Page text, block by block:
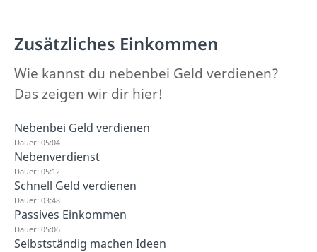
Zusätzliches Einkommen
Wie kannst du nebenbei Geld verdienen?
Das zeigen wir dir hier!
Nebenbei Geld verdienen
Dauer: 05:04
Nebenverdienst
Dauer: 05:12
Schnell Geld verdienen
Dauer: 03:48
Passives Einkommen
Dauer: 05:06
Selbstständig machen Ideen